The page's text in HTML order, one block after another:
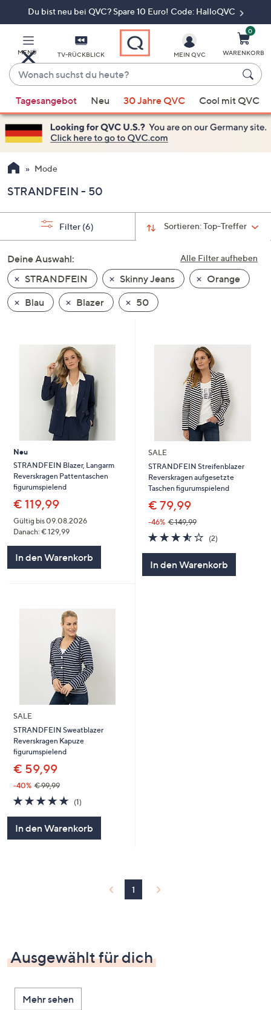
Du bist neu bei QVC? Spare 10 Euro! Code: HalloQVC
MENÜ TV-RÜCKBLICK
Wonach
suchst
du
heute?
Vorschläge
verfügbar
sind,
verwenden
Sie
Pfeiltasten
nach
und
nach
unten
oder
wischen
Sie
diese
anzuzeigen.
MEIN QVC
0
WARENKORB
Tagesangebot Neu 30 Jahre QVC Cool mit QVC
Mode
STRANDFEIN - 50
Sortieren:Top-Treffer
Filter (6)
Alle Filter aufheben
Deine Auswahl:
STRANDFEIN
Skinny Jeans
Orange
Blau
Blazer 50
Neu
STRANDFEIN Blazer, Langarm
Reverskragen Pattentaschen
figurumspielend
€ 119,99
Gültig bis 09.08.2026
Danach: € 129,99
In den Warenkorb
SALE
STRANDFEIN Streifenblazer
Reverskragen aufgesetzte
Taschen figurumspielend
€ 79,99
-46% € 149,99
3.5
von
(2)2
In den Warenkorb
SALE
STRANDFEIN Sweatblazer
Reverskragen Kapuze
figurumspielend
€ 59,99
-40% € 99,99
5.0
von
(1)1
In den Warenkorb
1
Ausgewählt für dich
Mehr sehen